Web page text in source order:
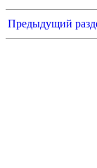
Предыдущий